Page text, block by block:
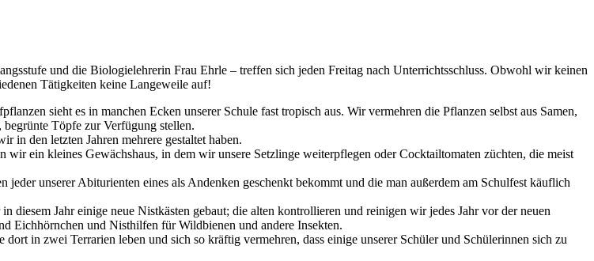
und die Biologielehrerin Frau Ehrle – treffen sich jeden Freitag nach Unterrichtsschluss. Obwohl wir keinen
Tätigkeiten keine Langeweile auf!
sieht es in manchen Ecken unserer Schule fast tropisch aus. Wir vermehren die Pflanzen selbst aus Samen,
Töpfe zur Verfügung stellen.
in den letzten Jahren mehrere gestaltet haben.
ein kleines Gewächshaus, in dem wir unsere Setzlinge weiterpflegen oder Cocktailtomaten züchten, die meist
unserer Abiturienten eines als Andenken geschenkt bekommt und die man außerdem am Schulfest käuflich
Jahr einige neue Nistkästen gebaut; die alten kontrollieren und reinigen wir jedes Jahr vor der neuen
Eichhörnchen und Nisthilfen für Wildbienen und andere Insekten.
in zwei Terrarien leben und sich so kräftig vermehren, dass einige unserer Schüler und Schülerinnen sich zu